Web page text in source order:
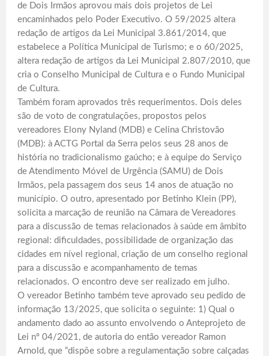
de Dois Irmãos aprovou mais dois projetos de Lei
encaminhados pelo Poder Executivo. O 59/2025 altera
redação de artigos da Lei Municipal 3.861/2014, que
estabelece a Política Municipal de Turismo; e o 60/2025,
altera redação de artigos da Lei Municipal 2.807/2010, que
cria o Conselho Municipal de Cultura e o Fundo Municipal
de Cultura.
Também foram aprovados três requerimentos. Dois deles
são de voto de congratulações, propostos pelos
vereadores Elony Nyland (MDB) e Celina Christovão
(MDB): à ACTG Portal da Serra pelos seus 28 anos de
história no tradicionalismo gaúcho; e à equipe do Serviço
de Atendimento Móvel de Urgência (SAMU) de Dois
Irmãos, pela passagem dos seus 14 anos de atuação no
município. O outro, apresentado por Betinho Klein (PP),
solicita a marcação de reunião na Câmara de Vereadores
para a discussão de temas relacionados à saúde em âmbito
regional: dificuldades, possibilidade de organização das
cidades em nível regional, criação de um conselho regional
para a discussão e acompanhamento de temas
relacionados. O encontro deve ser realizado em julho.
O vereador Betinho também teve aprovado seu pedido de
informação 13/2025, que solicita o seguinte: 1) Qual o
andamento dado ao assunto envolvendo o Anteprojeto de
Lei nº 04/2021, de autoria do então vereador Ramon
Arnold, que “dispõe sobre a regulamentação sobre calçadas